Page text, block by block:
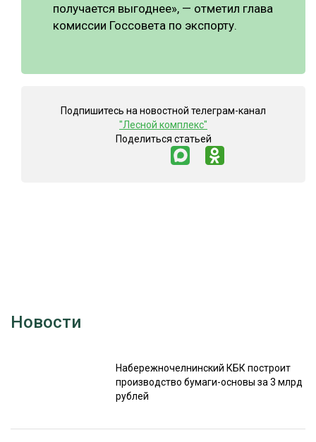
получается выгоднее», — отметил глава
комиссии Госсовета по экспорту.
Подпишитесь на новостной телеграм-канал
"Лесной комплекс"
Поделиться статьей
Новости
Набережночелнинский КБК построит
производство бумаги-основы за 3 млрд
рублей